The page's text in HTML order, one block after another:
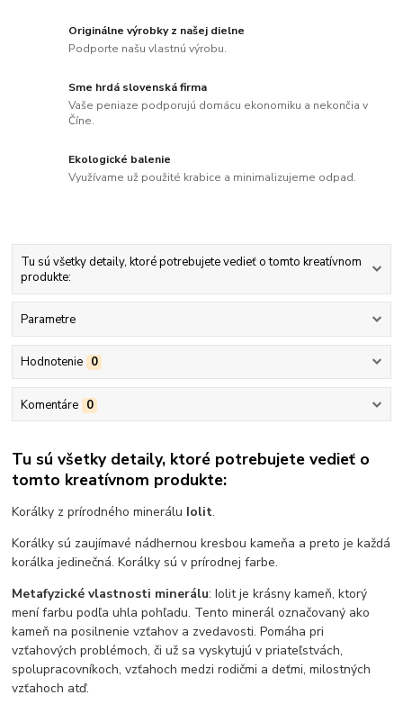
Originálne výrobky z našej dielne
Podporte našu vlastnú výrobu.
Sme hrdá slovenská firma
Vaše peniaze podporujú domácu ekonomiku a nekončia v
Číne.
Ekologické balenie
Využívame už použité krabice a minimalizujeme odpad.
Tu sú všetky detaily, ktoré potrebujete vedieť o tomto kreatívnom
produkte:
Parametre
Hodnotenie 0
Komentáre 0
Tu sú všetky detaily, ktoré potrebujete vedieť o
tomto kreatívnom produkte:
Korálky z prírodného minerálu Iolit.
Korálky sú zaujímavé nádhernou kresbou kameňa a preto je každá
korálka jedinečná. Korálky sú v prírodnej farbe.
Metafyzické vlastnosti minerálu: Iolit je krásny kameň, ktorý
mení farbu podľa uhla pohľadu. Tento minerál označovaný ako
kameň na posilnenie vzťahov a zvedavosti. Pomáha pri
vzťahových problémoch, či už sa vyskytujú v priateľstvách,
spolupracovníkoch, vzťahoch medzi rodičmi a deťmi, milostných
vzťahoch atď.